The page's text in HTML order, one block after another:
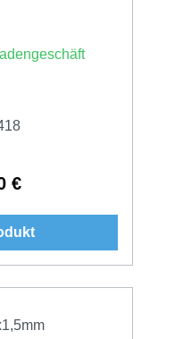
Preis:
€